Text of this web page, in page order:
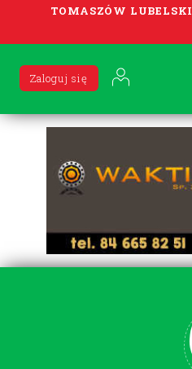
TOMASZÓW LUBELSKI
Zaloguj się